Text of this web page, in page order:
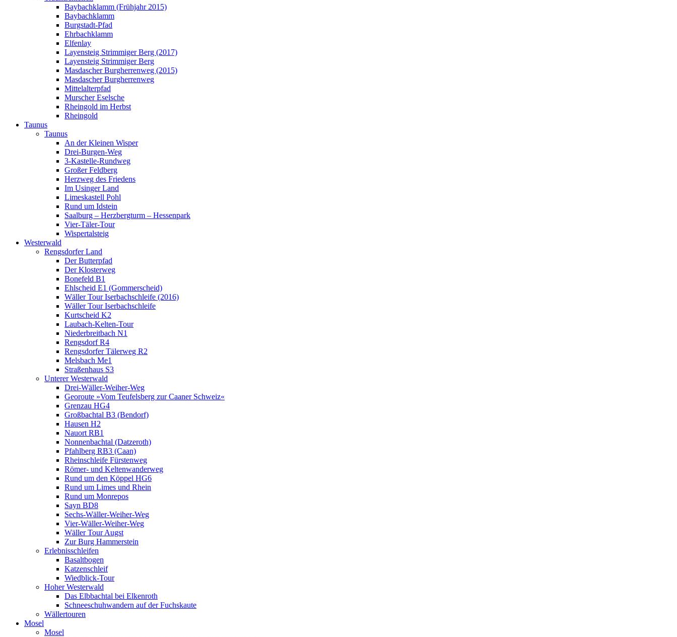
Baybachklamm (Frühjahr 2015)
Baybachklamm
Burgstadt-Pfad
Ehrbachklamm
Elfenlay
Layensteig Strimmiger Berg (2017)
Layensteig Strimmiger Berg
Masdascher Burgherrenweg (2015)
Masdascher Burgherrenweg
Mittelalterpfad
Murscher Eselsche
Rheingold im Herbst
Rheingold
Taunus
Taunus
An der Kleinen Wisper
Drei-Burgen-Weg
3-Kastelle-Rundweg
Großer Feldberg
Herzweg des Friedens
Im Usinger Land
Limeskastell Pohl
Rund um Idstein
Saalburg – Herzbergturm – Hessenpark
Vier-Täler-Tour
Wispertalsteig
Westerwald
Rengsdorfer Land
Der Butterpfad
Der Klosterweg
Bonefeld B1
Ehlscheid E1 (Gommerscheid)
Wäller Tour Iserbachschleife (2016)
Wäller Tour Iserbachschleife
Kurtscheid K2
Laubach-Kelten-Tour
Niederbreitbach N1
Rengsdorf R4
Rengsdorfer Tälerweg R2
Melsbach Me1
Straßenhaus S3
Unterer Westerwald
Drei-Wäller-Weiher-Weg
Georoute »Vom Teufelsberg zur Caaner Schweiz«
Grenzau HG4
Großbachtal B3 (Bendorf)
Hausen H2
Nauort RB1
Nonnenbachtal (Datzeroth)
Pfahlberg RB3 (Caan)
Rheinschleife Fürstenweg
Römer- und Keltenwanderweg
Rund um den Köppel HG6
Rund um Limes und Rhein
Rund um Monrepos
Sayn BD8
Sechs-Wäller-Weiher-Weg
Vier-Wäller-Weiher-Weg
Wäller Tour Augst
Zur Burg Hammerstein
Erlebnisschleifen
Basaltbogen
Katzenschleif
Wiedblick-Tour
Hoher Westerwald
Das Elbbachtal bei Elkenroth
Schneeschuhwandern auf der Fuchskaute
Wällertouren
Mosel
Mosel